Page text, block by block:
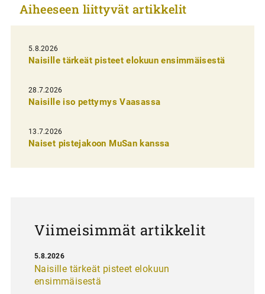
k
e
l
i
e
n
e
Aiheeseen liittyvät artikkelit
5.8.2026
Naisille tärkeät pisteet elokuun ensimmäisestä
28.7.2026
Naisille iso pettymys Vaasassa
13.7.2026
Naiset pistejakoon MuSan kanssa
Viimeisimmät artikkelit
Naisille tärkeät pisteet elokuun
ensimmäisestä
5.8.2026